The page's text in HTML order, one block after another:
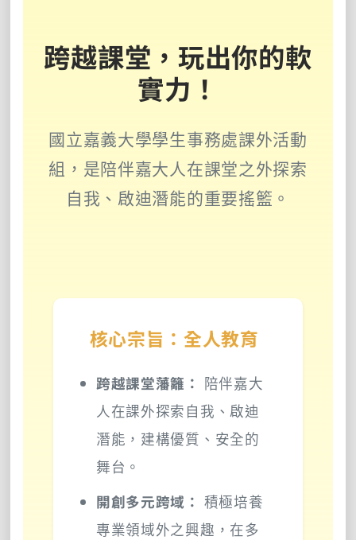
跨越課堂，玩出你的軟
實力！
國立嘉義大學學生事務處課外活動
組，是陪伴嘉大人在課堂之外探索
自我、啟迪潛能的重要搖籃。
核心宗旨：全人教育
跨越課堂藩籬： 陪伴嘉大
人在課外探索自我、啟迪
潛能，建構優質、安全的
舞台。
開創多元跨域： 積極培養
專業領域外之興趣，在多